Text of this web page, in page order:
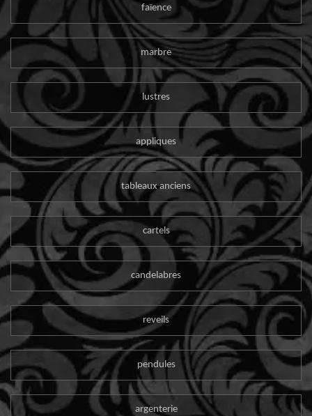
faïence
marbre
lustres
appliques
tableaux anciens
cartels
candelabres
reveils
pendules
argenterie